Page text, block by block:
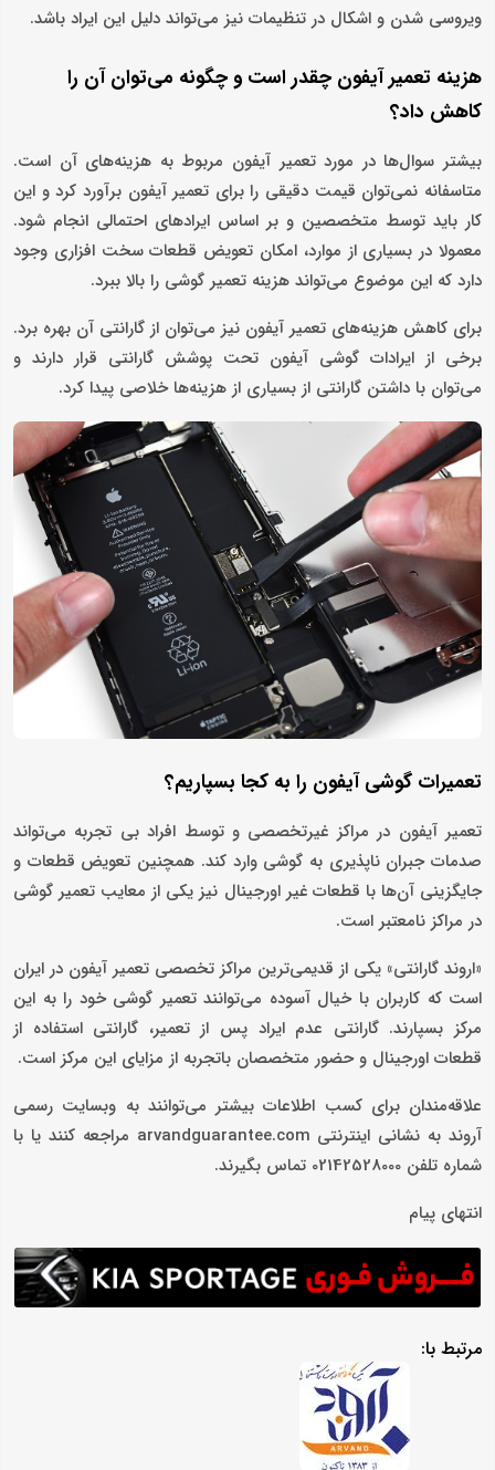
ویروسی شدن و اشکال در تنظیمات نیز می‌تواند دلیل این ایراد باشد.
هزینه تعمیر آیفون چقدر است و چگونه می‌توان آن را
کاهش داد؟
بیشتر سوال‌ها در مورد تعمیر آیفون مربوط به هزینه‌های آن است.
متاسفانه نمی‌توان قیمت دقیقی را برای تعمیر آیفون برآورد کرد و این
کار باید توسط متخصصین و بر اساس ایرادهای احتمالی انجام شود.
معمولا در بسیاری از موارد، امکان تعویض قطعات سخت افزاری وجود
دارد که این موضوع می‌تواند هزینه تعمیر گوشی را بالا ببرد.
برای کاهش هزینه‌های تعمیر آیفون نیز می‌توان از گارانتی آن بهره برد.
برخی از ایرادات گوشی آیفون تحت پوشش گارانتی قرار دارند و
می‌توان با داشتن گارانتی از بسیاری از هزینه‌ها خلاصی پیدا کرد.
تعمیرات گوشی آیفون را به کجا بسپاریم؟
تعمیر آیفون در مراکز غیرتخصصی و توسط افراد بی تجربه می‌تواند
صدمات جبران ناپذیری به گوشی وارد کند. همچنین تعویض قطعات و
جایگزینی آن‌ها با قطعات غیر اورجینال نیز یکی از معایب تعمیر گوشی
در مراکز نامعتبر است.
«اروند گارانتی» یکی از قدیمی‌ترین مراکز تخصصی تعمیر آیفون در ایران
است که کاربران با خیال آسوده می‌توانند تعمیر گوشی خود را به این
مرکز بسپارند. گارانتی عدم ایراد پس از تعمیر، گارانتی استفاده از
قطعات اورجینال و حضور متخصصان باتجربه از مزایای این مرکز است.
علاقه‌مندان برای کسب اطلاعات بیشتر می‌توانند به وبسایت رسمی
آروند به نشانی اینترنتی arvandguarantee.com مراجعه کنند یا با
شماره تلفن 02142528000 تماس بگیرند.
انتهای پیام
مرتبط با: